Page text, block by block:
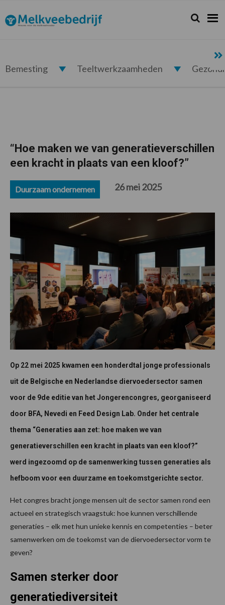
de
hoofdnavigatie
de
hoofd
de
eerste
de
voettekst
Melkveebedrijf.nl Zoeken...
Zoek
Bemesting Teeltwerkzaamheden
“Hoe maken we van generatieverschillen
een kracht in plaats van een kloof?”
Duurzaam ondernemen 26 mei 2025
Op 22 mei 2025 kwamen een honderdtal jonge professionals
uit de Belgische en Nederlandse diervoedersector samen
voor de 9de editie van het Jongerencongres, georganiseerd
door BFA, Nevedi en Feed Design Lab. Onder het centrale
thema “Generaties aan zet: hoe maken we van
generatieverschillen een kracht in plaats van een kloof?”
werd ingezoomd op de samenwerking tussen generaties als
hefboom voor een duurzame en toekomstgerichte sector.
Het congres bracht jonge mensen uit de sector samen rond een
actueel en strategisch vraagstuk: hoe kunnen verschillende
generaties – elk met hun unieke kennis en competenties – beter
samenwerken om de toekomst van de diervoedersector vorm te
geven?
Samen sterker door
generatiediversiteit